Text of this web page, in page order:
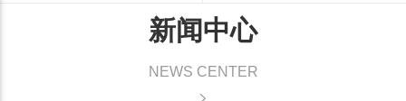
新闻中心
NEWS CENTER